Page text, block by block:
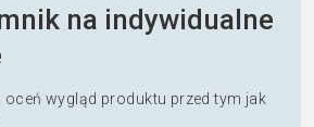
na indywidualne
oceń wygląd produktu przed tym jak